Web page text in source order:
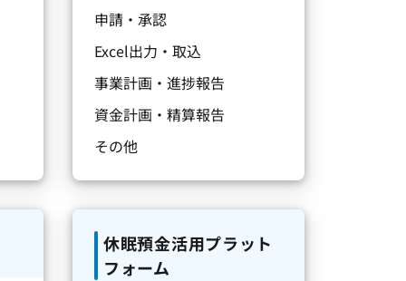
申請・承認
Excel出力・取込
事業計画・進捗報告
資金計画・精算報告
その他
休眠預金活用プラット
フォーム